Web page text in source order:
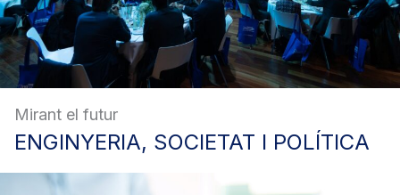
Mirant el futur
ENGINYERIA, SOCIETAT I POLÍTICA